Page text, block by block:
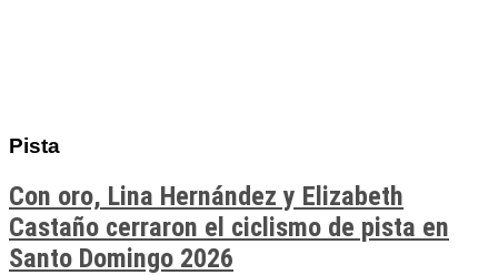
Pista
Con oro, Lina Hernández y Elizabeth
Castaño cerraron el ciclismo de pista en
Santo Domingo 2026